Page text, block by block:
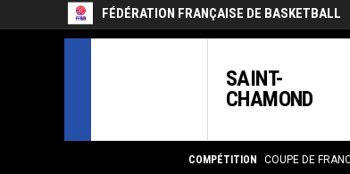
FÉDÉRATION FRANÇAISE DE BASKETBALL
SAINT-
CHAMOND
COMPÉTITION COUPE DE